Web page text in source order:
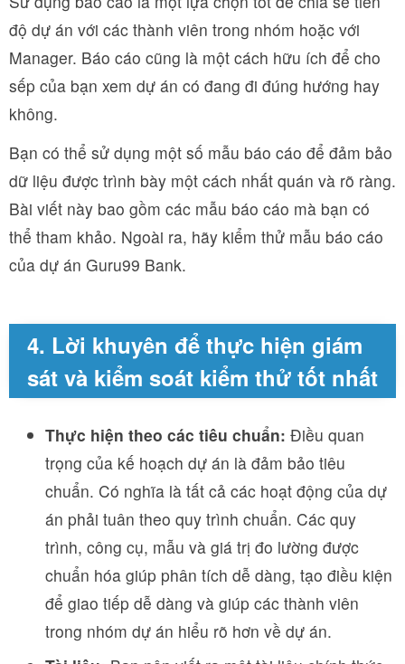
độ dự án với các thành viên trong nhóm hoặc với
Manager. Báo cáo cũng là một cách hữu ích để cho
sếp của bạn xem dự án có đang đi đúng hướng hay
không.
Bạn có thể sử dụng một số mẫu báo cáo để đảm bảo
dữ liệu được trình bày một cách nhất quán và rõ ràng.
Bài viết này bao gồm các mẫu báo cáo mà bạn có
thể tham khảo. Ngoài ra, hãy kiểm thử mẫu báo cáo
của dự án Guru99 Bank.
4. Lời khuyên để thực hiện giám
sát và kiểm soát kiểm thử tốt nhất
Thực hiện theo các tiêu chuẩn: Điều quan
trọng của kế hoạch dự án là đảm bảo tiêu
chuẩn. Có nghĩa là tất cả các hoạt động của dự
án phải tuân theo quy trình chuẩn. Các quy
trình, công cụ, mẫu và giá trị đo lường được
chuẩn hóa giúp phân tích dễ dàng, tạo điều kiện
để giao tiếp dễ dàng và giúp các thành viên
trong nhóm dự án hiểu rõ hơn về dự án.